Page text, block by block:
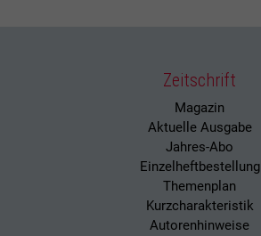
Zeitschrift
Magazin
Aktuelle Ausgabe
Jahres-Abo
Einzelheftbestellung
Themenplan
Kurzcharakteristik
Autorenhinweise